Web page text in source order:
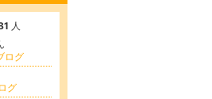
人
ログ
グ